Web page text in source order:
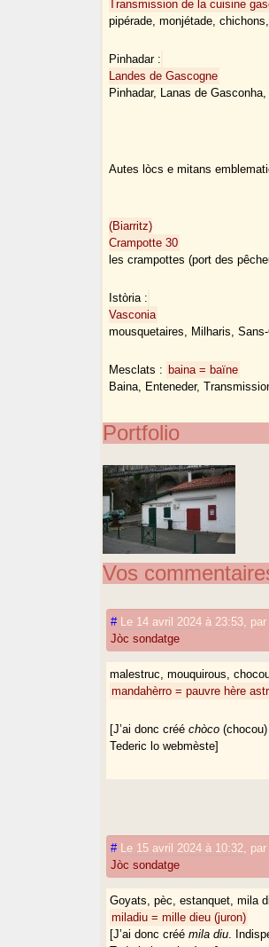
Transmission de la cuisine
pipérade, monjétade,
Pinhadar :
Landes de Gascogne
Pinhadar, Lanas de
Autes lòcs e mitans
(Biarritz)
Crampotte 30
les crampottes (port des
Istòria :
Vasconia
mousquetaires, Milharis,
Mesclats : baina = baïne
Baina, Enteneder,
Portfolio
Vos
# Le 14 avril 2024 à 23:53 par
Jòc sondatge
malestruc, mouquirous,
mandahèrro = pauvre hère
[J’ai donc crééchòco
Tederic lo webmèste]
# Le 15 avril 2024 à 10:32 par
Jòc sondatge
Goyats, pèc, estanquet, mila
miladiu = mille dieu (juron)
[J’ai donc créémila diu .